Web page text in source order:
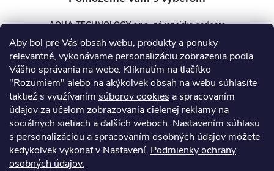
Aby bol pre Vás obsah webu, produkty a ponuky
relevantné, vykonávame personalizáciu zobrazenia podľa
Vášho správania na webe. Kliknutím na tlačítko
"Rozumiem" alebo na akýkoľvek obsah na webu súhlasíte
taktiež s využívaním súborov cookies a spracovaním
údajov za účelom zobrazovania cielenej reklamy na
sociálnych sietiach a ďalších weboch. Nastavením súhlasu
s personalizáciou a spracovaním osobných údajov môžete
kedykoľvek vykonať v Nastavení. Podmienky ochrany
osobných údajov.
AQUA TECHNOLOGY s.r.o.
info @aquatechnology.sk
+421 911 991 394
Informácie pre vás
Kontakty Obchodné podmienky